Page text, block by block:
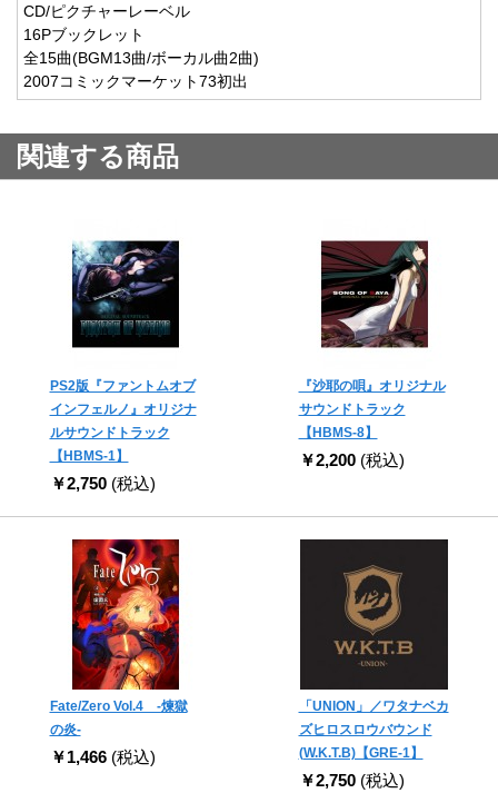
CD/ピクチャーレーベル
16Pブックレット
全15曲(BGM13曲/ボーカル曲2曲)
2007コミックマーケット73初出
関連する商品
PS2版『ファントムオブ
インフェルノ』オリジナ
ルサウンドトラック
【HBMS-1】
￥2,750 (税込)
『沙耶の唄』オリジナル
サウンドトラック
【HBMS-8】
￥2,200 (税込)
Fate/Zero Vol.4 -煉獄
の炎-
￥1,466 (税込)
「UNION」／ワタナベカ
ズヒロスロウバウンド
(W.K.T.B)【GRE-1】
￥2,750 (税込)